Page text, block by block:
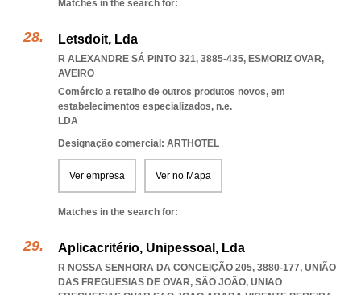
Matches in the search for:
Letsdoit, Lda
R ALEXANDRE SÁ PINTO 321, 3885-435, ESMORIZ OVAR,
AVEIRO
Comércio a retalho de outros produtos novos, em
estabelecimentos especializados, n.e.
LDA
Designação comercial: ARTHOTEL
Ver empresa Ver no Mapa
Matches in the search for:
Aplicacritério, Unipessoal, Lda
R NOSSA SENHORA DA CONCEIÇÃO 205, 3880-177, UNIÃO
DAS FREGUESIAS DE OVAR, SÃO JOÃO, UNIAO